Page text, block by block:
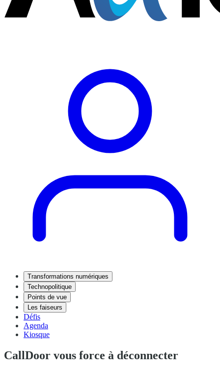
Transformations numériques
Technopolitique
Points de vue
Les faiseurs
Défis
Agenda
Kiosque
CallDoor vous force à déconnecter